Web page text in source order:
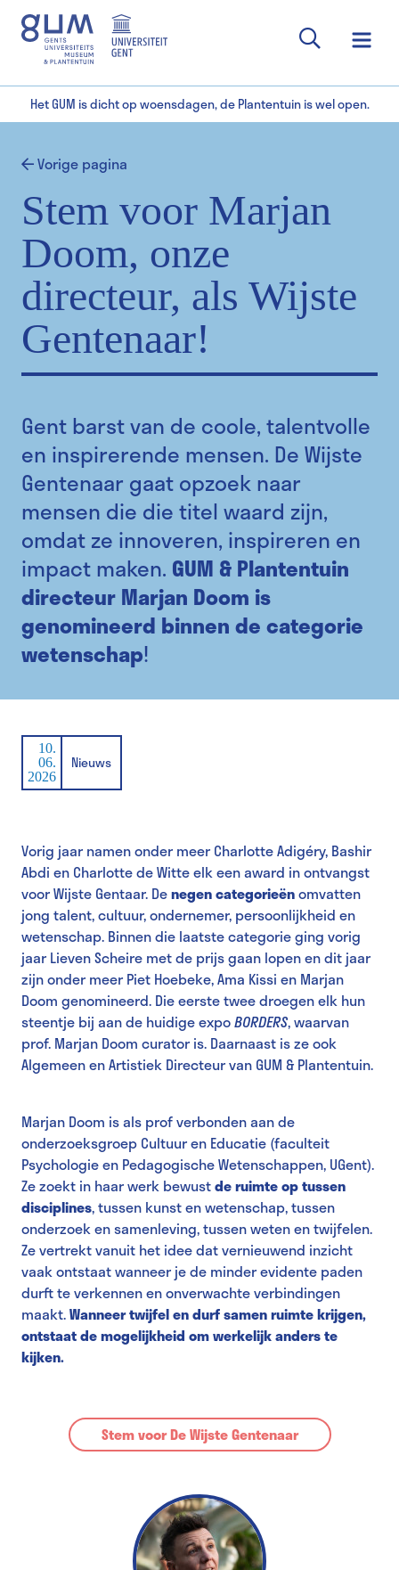
Het GUM is dicht op woensdagen, de Plantentuin is wel open.
Vorige pagina
Stem voor Marjan
Doom, onze
directeur, als Wijste
Gentenaar!
Gent barst van de coole, talentvolle
en inspirerende mensen. De Wijste
Gentenaar gaat opzoek naar
mensen die die titel waard zijn,
omdat ze innoveren, inspireren en
impact maken. GUM & Plantentuin
directeur Marjan Doom is
genomineerd binnen de categorie
wetenschap!
10.
06.
2026
Nieuws
Vorig jaar namen onder meer Charlotte Adigéry, Bashir
Abdi en Charlotte de Witte elk een award in ontvangst
voor Wijste Gentaar. Denegen categorieënomvatten
jong talent, cultuur, ondernemer, persoonlijkheid en
wetenschap. Binnen die laatste categorie ging vorig
jaar Lieven Scheire met de prijs gaan lopen en dit jaar
zijn onder meer Piet Hoebeke, Ama Kissi en Marjan
Doom genomineerd. Die eerste twee droegen elk hun
steentje bij aan de huidige expoBORDERS, waarvan
prof. Marjan Doom curator is. Daarnaast is ze ook
Algemeen en Artistiek Directeur van GUM & Plantentuin.
Marjan Doom is als prof verbonden aan de
onderzoeksgroep Cultuur en Educatie (faculteit
Psychologie en Pedagogische Wetenschappen, UGent).
Ze zoekt in haar werk bewustde ruimte op tussen
disciplines, tussen kunst en wetenschap, tussen
onderzoek en samenleving, tussen weten en twijfelen.
Ze vertrekt vanuit het idee dat vernieuwend inzicht
vaak ontstaat wanneer je de minder evidente paden
durft te verkennen en onverwachte verbindingen
maakt.Wanneer twijfel en durf samen ruimte krijgen,
ontstaat de mogelijkheid om werkelijk anders te
kijken.
Stem voor De Wijste Gentenaar